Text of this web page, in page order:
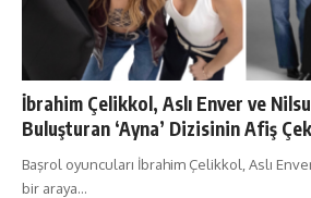
İbrahim Çelikkol, Aslı Enver ve
Buluşturan ‘Ayna’ Dizisinin Afiş
Başrol oyuncuları İbrahim Çelikkol, Aslı
bir araya…